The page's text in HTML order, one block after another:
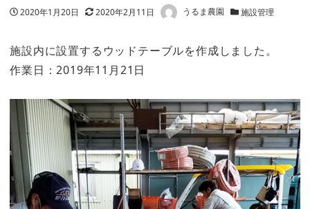
投稿日
2020年1月20日 更新日
2020年2月11日 著者 うるま農園 カテゴリー
施設管理
施設内に設置するウッドテーブルを作成しました。
作業日：2019年11月21日